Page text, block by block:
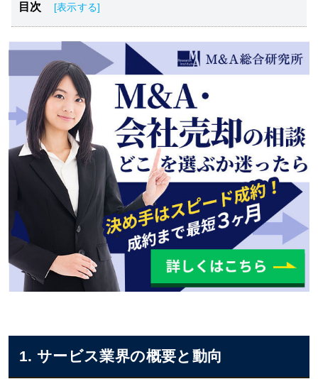
目次
サービス業界の概要と動向
サービス業界のM&A動向
サービス業界のM&Aにおけるメリット
サービス業界のM&Aにおける買収・売却事例5選
サービス業界のM&Aにおける成功のポイント
サービス業界のM&A・事業売却まとめ
1. サービス業界の概要と動向